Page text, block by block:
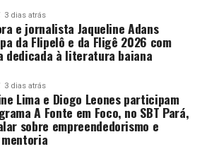
3 dias atrás
e jornalista Jaqueline Adans
da Flipelô e da Fligê 2026 com
dedicada à literatura baiana
3 dias atrás
Lima e Diogo Leones participam
A Fonte em Foco, no SBT Pará,
sobre empreendedorismo e